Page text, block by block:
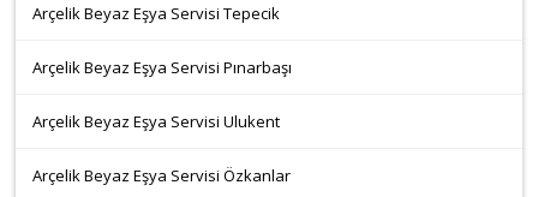
Arçelik Beyaz Eşya Servisi Tepecik
Arçelik Beyaz Eşya Servisi Pınarbaşı
Arçelik Beyaz Eşya Servisi Ulukent
Arçelik Beyaz Eşya Servisi Özkanlar